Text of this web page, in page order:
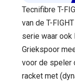
Tecnifibre T-
van de T-
serie waar ook
Griekspoor
voor de speler
racket met